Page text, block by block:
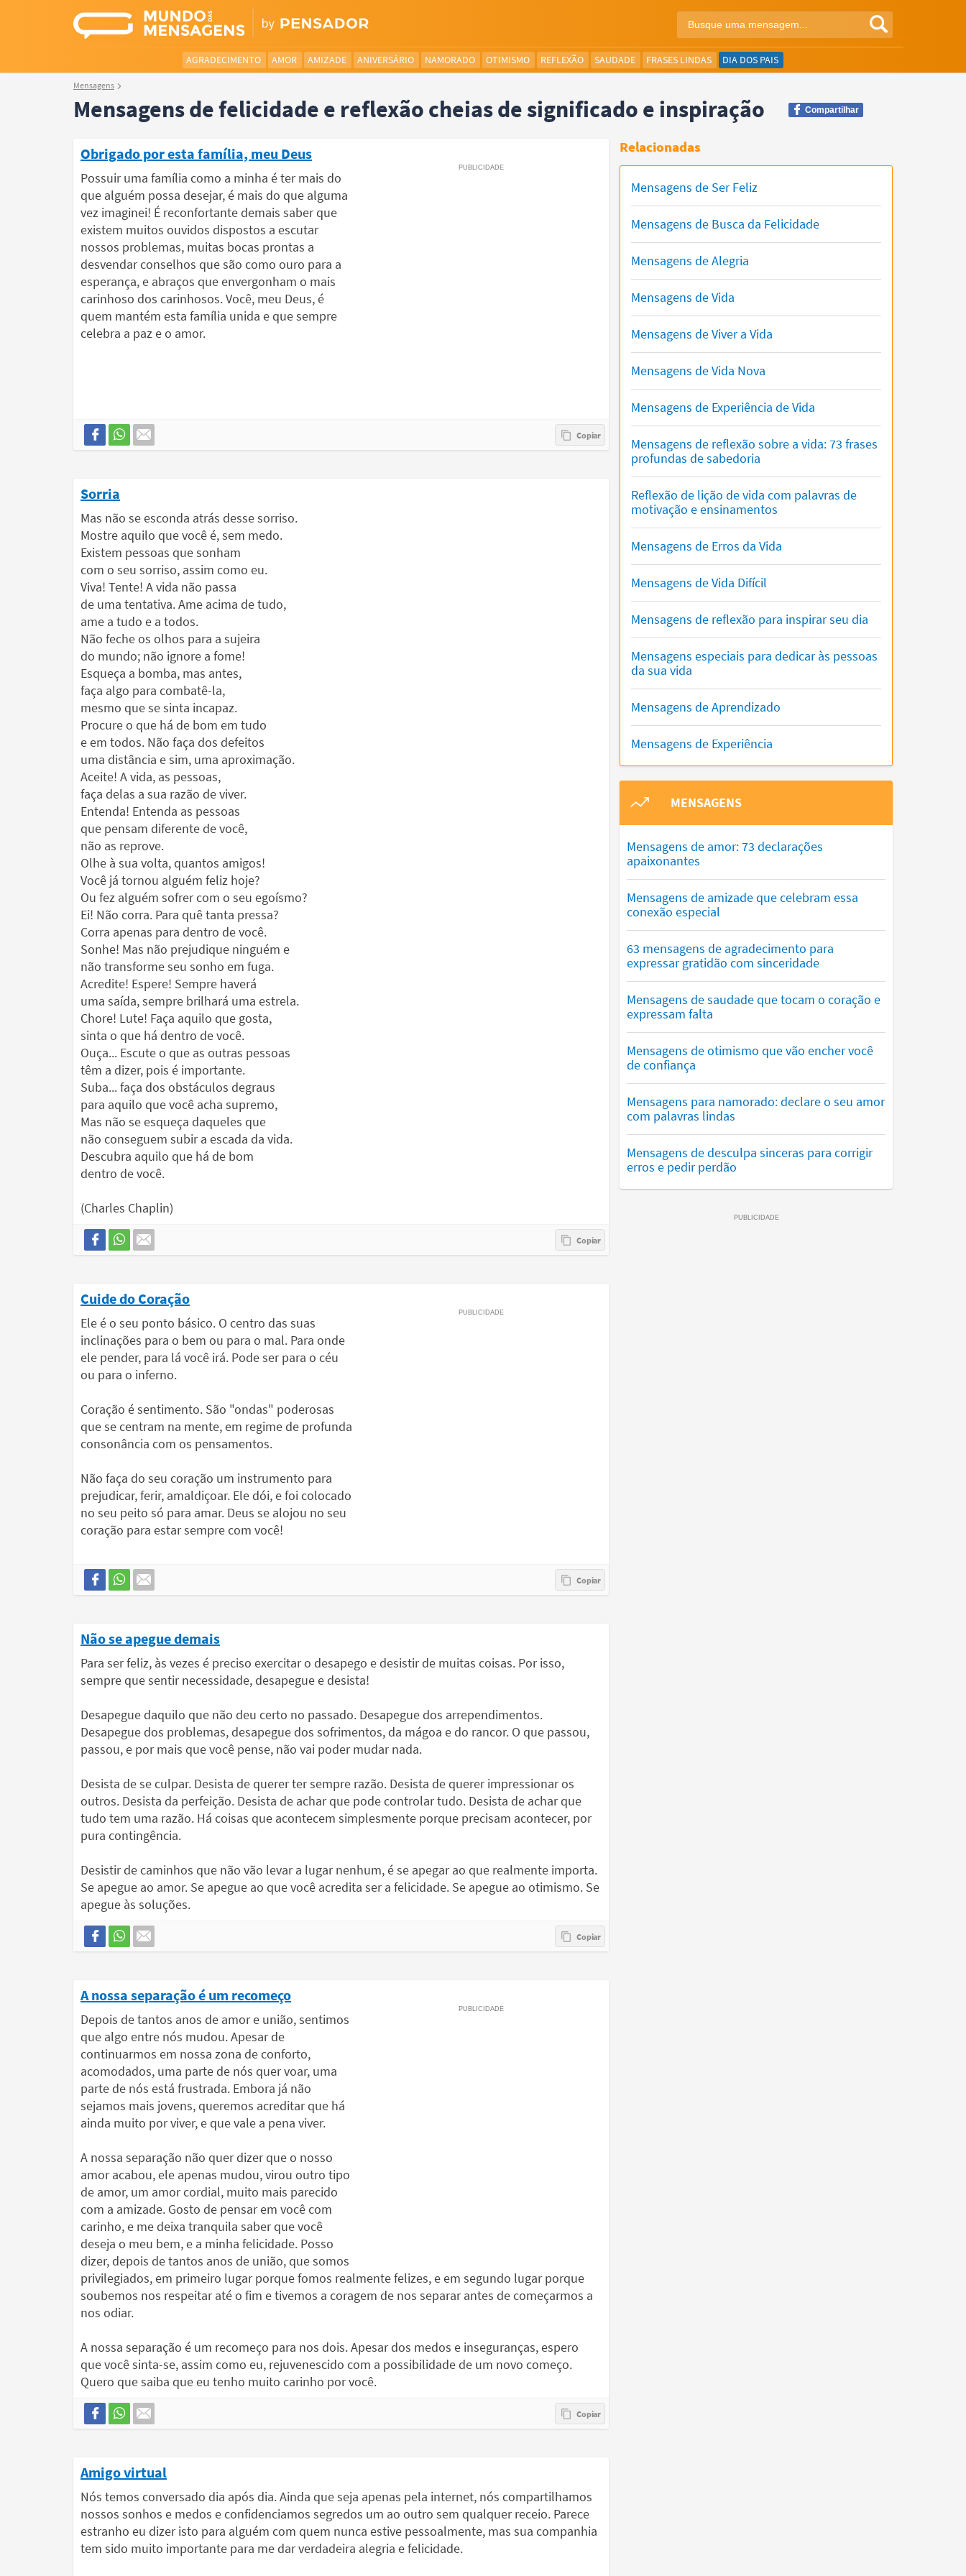
AGRADECIMENTO AMOR AMIZADE ANIVERSÁRIO NAMORADO OTIMISMO REFLEXÃO SAUDADE FRASES LINDAS DIA DOS PAIS
Mensagens
Mensagens de felicidade e reflexão cheias de significado e inspiração Compartilhar
Obrigado por esta família, meu Deus
Possuir uma família como a minha é ter mais do
que alguém possa desejar, é mais do que alguma
vez imaginei! É reconfortante demais saber que
existem muitos ouvidos dispostos a escutar
nossos problemas, muitas bocas prontas a
desvendar conselhos que são como ouro para a
esperança, e abraços que envergonham o mais
carinhoso dos carinhosos. Você, meu Deus, é
quem mantém esta família unida e que sempre
celebra a paz e o amor.
Sorria
Mas não se esconda atrás desse sorriso.
Mostre aquilo que você é, sem medo.
Existem pessoas que sonham
com o seu sorriso, assim como eu.
Viva! Tente! A vida não passa
de uma tentativa. Ame acima de tudo,
ame a tudo e a todos.
Não feche os olhos para a sujeira
do mundo; não ignore a fome!
Esqueça a bomba, mas antes,
faça algo para combatê-la,
mesmo que se sinta incapaz.
Procure o que há de bom em tudo
e em todos. Não faça dos defeitos
uma distância e sim, uma aproximação.
Aceite! A vida, as pessoas,
faça delas a sua razão de viver.
Entenda! Entenda as pessoas
que pensam diferente de você,
não as reprove.
Olhe à sua volta, quantos amigos!
Você já tornou alguém feliz hoje?
Ou fez alguém sofrer com o seu egoísmo?
Ei! Não corra. Para quê tanta pressa?
Corra apenas para dentro de você.
Sonhe! Mas não prejudique ninguém e
não transforme seu sonho em fuga.
Acredite! Espere! Sempre haverá
uma saída, sempre brilhará uma estrela.
Chore! Lute! Faça aquilo que gosta,
sinta o que há dentro de você.
Ouça... Escute o que as outras pessoas
têm a dizer, pois é importante.
Suba... faça dos obstáculos degraus
para aquilo que você acha supremo,
Mas não se esqueça daqueles que
não conseguem subir a escada da vida.
Descubra aquilo que há de bom
dentro de você.
(Charles Chaplin)
Cuide do Coração
Ele é o seu ponto básico. O centro das suas
inclinações para o bem ou para o mal. Para onde
ele pender, para lá você irá. Pode ser para o céu
ou para o inferno.
Coração é sentimento. São "ondas" poderosas
que se centram na mente, em regime de profunda
consonância com os pensamentos.
Não faça do seu coração um instrumento para
prejudicar, ferir, amaldiçoar. Ele dói, e foi colocado
no seu peito só para amar. Deus se alojou no seu
coração para estar sempre com você!
Não se apegue demais
Para ser feliz, às vezes é preciso exercitar o desapego e desistir de muitas coisas. Por isso,
sempre que sentir necessidade, desapegue e desista!
Desapegue daquilo que não deu certo no passado. Desapegue dos arrependimentos.
Desapegue dos problemas, desapegue dos sofrimentos, da mágoa e do rancor. O que passou,
passou, e por mais que você pense, não vai poder mudar nada.
Desista de se culpar. Desista de querer ter sempre razão. Desista de querer impressionar os
outros. Desista da perfeição. Desista de achar que pode controlar tudo. Desista de achar que
tudo tem uma razão. Há coisas que acontecem simplesmente porque precisam acontecer, por
pura contingência.
Desistir de caminhos que não vão levar a lugar nenhum, é se apegar ao que realmente importa.
Se apegue ao amor. Se apegue ao que você acredita ser a felicidade. Se apegue ao otimismo. Se
apegue às soluções.
A nossa separação é um recomeço
Depois de tantos anos de amor e união, sentimos
que algo entre nós mudou. Apesar de
continuarmos em nossa zona de conforto,
acomodados, uma parte de nós quer voar, uma
parte de nós está frustrada. Embora já não
sejamos mais jovens, queremos acreditar que há
ainda muito por viver, e que vale a pena viver.
A nossa separação não quer dizer que o nosso
amor acabou, ele apenas mudou, virou outro tipo
de amor, um amor cordial, muito mais parecido
com a amizade. Gosto de pensar em você com
carinho, e me deixa tranquila saber que você
deseja o meu bem, e a minha felicidade. Posso
dizer, depois de tantos anos de união, que somos
privilegiados, em primeiro lugar porque fomos realmente felizes, e em segundo lugar porque
soubemos nos respeitar até o fim e tivemos a coragem de nos separar antes de começarmos a
nos odiar.
A nossa separação é um recomeço para nos dois. Apesar dos medos e inseguranças, espero
que você sinta-se, assim como eu, rejuvenescido com a possibilidade de um novo começo.
Quero que saiba que eu tenho muito carinho por você.
Amigo virtual
Nós temos conversado dia após dia. Ainda que seja apenas pela internet, nós compartilhamos
nossos sonhos e medos e confidenciamos segredos um ao outro sem qualquer receio. Parece
estranho eu dizer isto para alguém com quem nunca estive pessoalmente, mas sua companhia
tem sido muito importante para me dar verdadeira alegria e felicidade.
Relacionadas
Mensagens de Ser Feliz
Mensagens de Busca da Felicidade
Mensagens de Alegria
Mensagens de Vida
Mensagens de Viver a Vida
Mensagens de Vida Nova
Mensagens de Experiência de Vida
Mensagens de reflexão sobre a vida: 73 frases
profundas de sabedoria
Reflexão de lição de vida com palavras de
motivação e ensinamentos
Mensagens de Erros da Vida
Mensagens de Vida Difícil
Mensagens de reflexão para inspirar seu dia
Mensagens especiais para dedicar às pessoas
da sua vida
Mensagens de Aprendizado
Mensagens de Experiência
MENSAGENS
Mensagens de amor: 73 declarações
apaixonantes
Mensagens de amizade que celebram essa
conexão especial
63 mensagens de agradecimento para
expressar gratidão com sinceridade
Mensagens de saudade que tocam o coração e
expressam falta
Mensagens de otimismo que vão encher você
de confiança
Mensagens para namorado: declare o seu amor
com palavras lindas
Mensagens de desculpa sinceras para corrigir
erros e pedir perdão